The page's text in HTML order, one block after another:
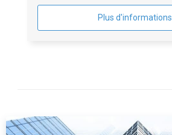
Plus d'informations